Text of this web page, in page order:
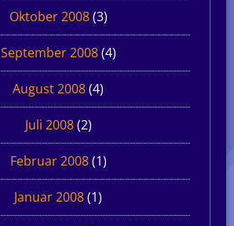
Oktober 2008(3)
September 2008(4)
August 2008(4)
Juli 2008(2)
Februar 2008(1)
Januar 2008(1)